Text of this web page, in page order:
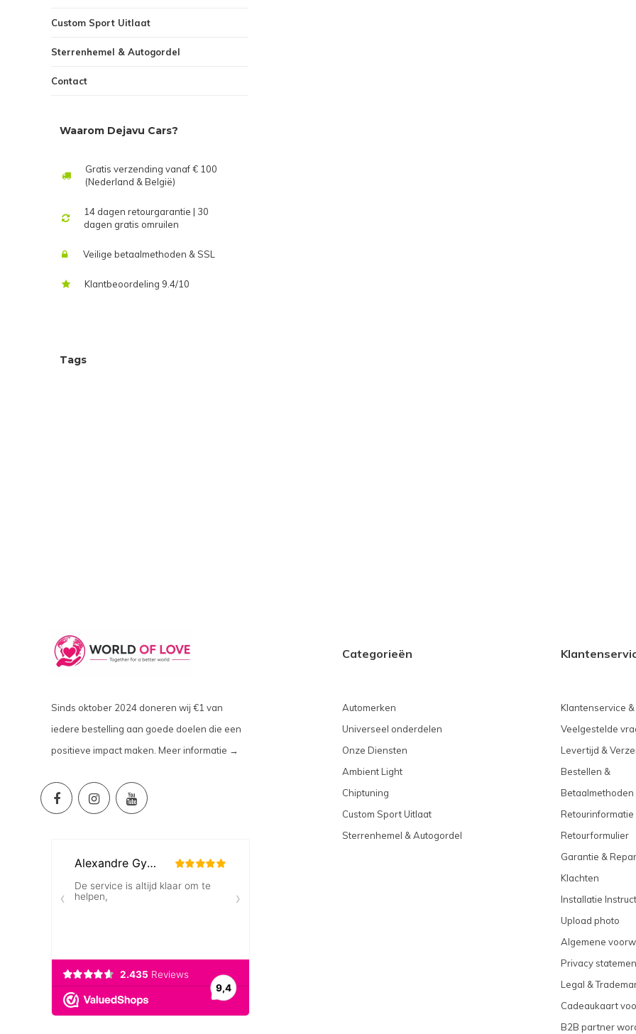
Custom Sport Uitlaat
Sterrenhemel & Autogordel
Contact
Waarom Dejavu Cars?
Gratis verzending vanaf € 100
(Nederland & België)
14 dagen retourgarantie | 30
dagen gratis omruilen
Veilige betaalmethoden & SSL
Klantbeoordeling 9.4/10
Tags
Sinds oktober 2024 doneren wij €1 van
iedere bestelling aan goede doelen die een
positieve impact maken. Meer informatie →
Categorieën
Automerken
Universeel onderdelen
Onze Diensten
Ambient Light
Chiptuning
Custom Sport Uitlaat
Sterrenhemel & Autogordel
Klantenservice
Veelgestelde
Levertijd &
Bestellen &
Betaalmethoden
Retourinformatie
Retourformulier
Garantie &
Klachten
Installatie
Upload photo
Algemene
Privacy
Legal &
Cadeaukaart
B2B partner